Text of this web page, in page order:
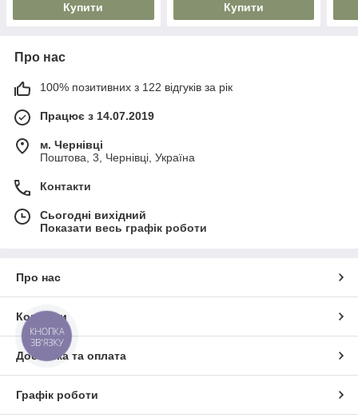
Купити Купити
Про нас
100% позитивних з 122 відгуків за рік
Працює з 14.07.2019
м. Чернівці
Поштова, 3, Чернівці, Україна
Контакти
Сьогодні вихідний
Показати весь графік роботи
Про нас
Контакти
Доставка та оплата
Графік роботи
КНОПКА
ЗВ'ЯЗКУ